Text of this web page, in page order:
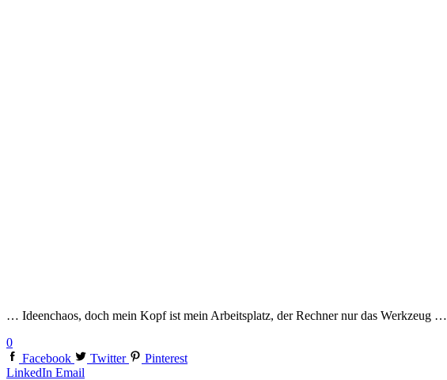
… Ideenchaos, doch mein Kopf ist mein Arbeitsplatz, der Rechner nur das Werkzeug …
0
Facebook
Twitter
Pinterest
LinkedIn Email